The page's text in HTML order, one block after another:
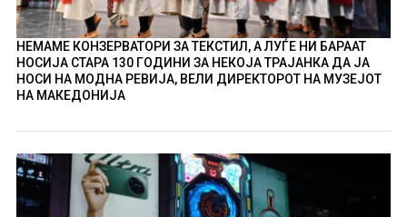
НЕМАМЕ КОНЗЕРВАТОРИ ЗА ТЕКСТИЛ, А ЛУЃЕ НИ БАРААТ
НОСИЈА СТАРА 130 ГОДИНИ ЗА НЕКОЈА ТРАЈАНКА ДА ЈА
НОСИ НА МОДНА РЕВИЈА, ВЕЛИ ДИРЕКТОРОТ НА МУЗЕЈОТ
НА МАКЕДОНИЈА